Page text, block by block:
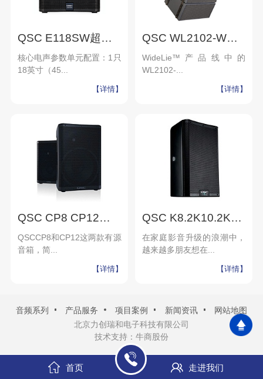
QSC E118SW超低音音箱 无源次低频扬声器 会议发布会娱乐场所现场演出KTV
核心电声参数单元配置：1只
18英寸（45...
【详情】
QSC WL2102-W三分频线阵列扬声器-北京力创瑞和
WideLie™产品线中的
WL2102-...
【详情】
QSC CP8 CP12有源扬声器 户外舞台演出会议扩声便携音箱 8寸 紧凑型
QSCCP8和CP12这两款有源
音箱，简...
【详情】
QSC K8.2K10.2K12.2有源扩声音箱 舞台 演出 直播 会议 剧院音响设备
在家庭影音升级的浪潮中，
越来越多朋友想在...
【详情】
音频系列 产品服务 项目案例 新闻资讯
网站地图
北京力创瑞和电子科技有限公司
技术支持：牛商股份
首页 走进我们